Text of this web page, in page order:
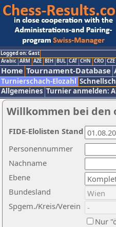
Logged on: Gast
Arabic ARM AZE BIH BUL CAT CHN CRO CZE
Home Tournament-Database
Turnierschach-Elozahl
Allgemeines Turnier anmelden:
Willkommen bei den
Nachname
Ebene
Personennummer
Bundesland
Spgem./Kreis/Verein
Nur
FIDE-Elolisten Stand